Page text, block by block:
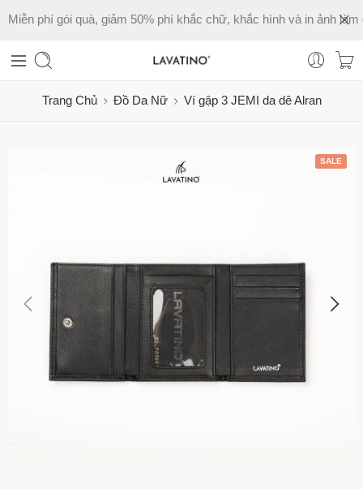
Miễn phí gói quà, giảm 50% phí khắc chữ, khắc hình và in ảnh làm
Trang Chủ Đồ Da Nữ Ví gập 3 JEMI da dê Alran
SALE